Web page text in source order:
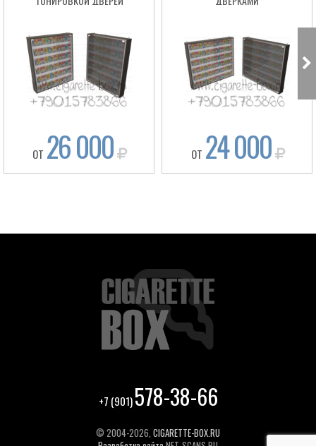
ОТ 26 000 ОТ 24 000
+7 (901)578-38-66
© 2004-2026, CIGARETTE-BOX.RU